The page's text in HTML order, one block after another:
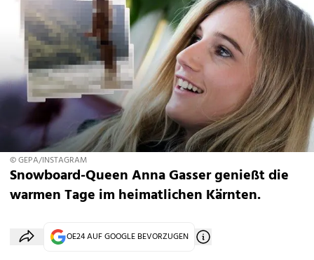
© GEPA/INSTAGRAM
Snowboard-Queen Anna Gasser genießt die
warmen Tage im heimatlichen Kärnten.
OE24 AUF GOOGLE BEVORZUGEN